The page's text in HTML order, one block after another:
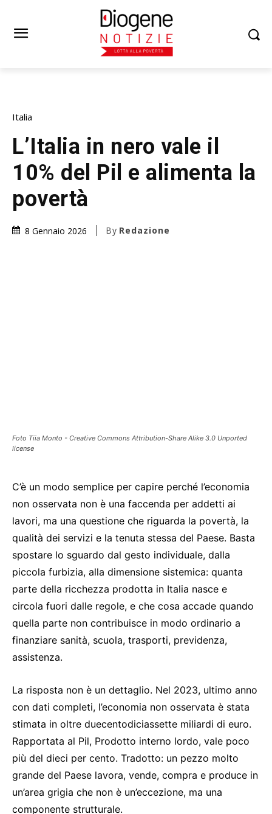
Italia
L’Italia in nero vale il
10% del Pil e alimenta la
povertà
8 Gennaio 2026 By Redazione
Foto Tiia Monto - Creative Commons Attribution-Share Alike 3.0 Unported
license
C’è un modo semplice per capire perché l’economia
non osservata non è una faccenda per addetti ai
lavori, ma una questione che riguarda la povertà, la
qualità dei servizi e la tenuta stessa del Paese. Basta
spostare lo sguardo dal gesto individuale, dalla
piccola furbizia, alla dimensione sistemica: quanta
parte della ricchezza prodotta in Italia nasce e
circola fuori dalle regole, e che cosa accade quando
quella parte non contribuisce in modo ordinario a
finanziare sanità, scuola, trasporti, previdenza,
assistenza.
La risposta non è un dettaglio. Nel 2023, ultimo anno
con dati completi, l’economia non osservata è stata
stimata in oltre duecentodiciassette miliardi di euro.
Rapportata al Pil, Prodotto interno lordo, vale poco
più del dieci per cento. Tradotto: un pezzo molto
grande del Paese lavora, vende, compra e produce in
un’area grigia che non è un’eccezione, ma una
componente strutturale.